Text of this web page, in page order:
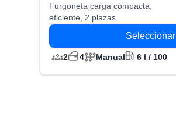
Furgoneta carga compacta,
eficiente, 2 plazas
Seleccionar
2 4 Manual 6 l / 100